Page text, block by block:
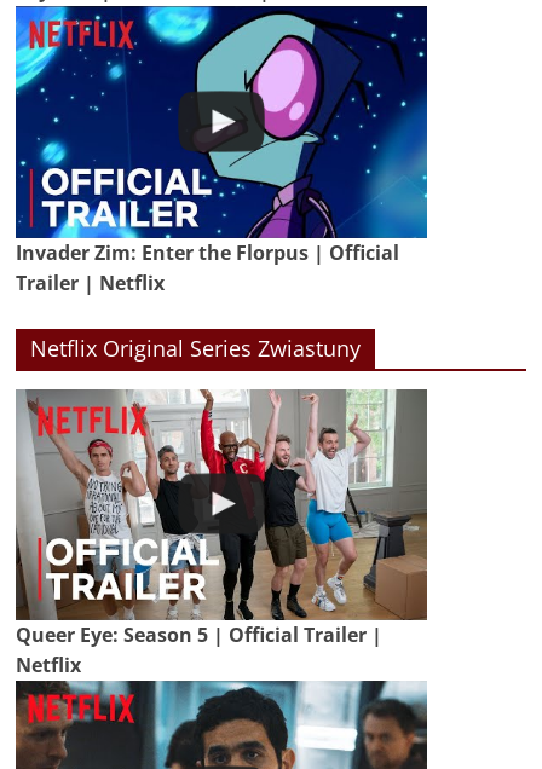
Invader Zim: Enter the Florpus | Official
Trailer | Netflix
Netflix Original Series Zwiastuny
Queer Eye: Season 5 | Official Trailer |
Netflix